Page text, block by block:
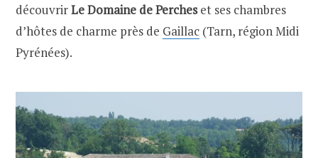
découvrirLe Domaine de Percheset ses chambres
d’hôtes de charme près de Gaillac (Tarn, région Midi
Pyrénées).